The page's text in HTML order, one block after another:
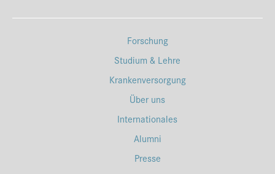
Forschung
Studium & Lehre
Krankenversorgung
Über uns
Internationales
Alumni
Presse